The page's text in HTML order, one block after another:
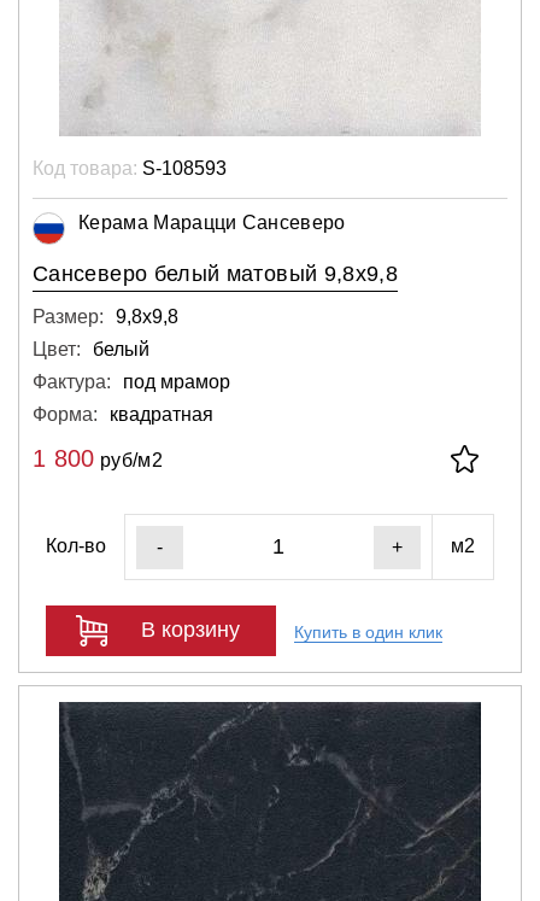
Код товара: S-108593
Керама Марацци Сансеверо
Сансеверо белый матовый 9,8х9,8
Размер:
9,8х9,8
Цвет:
белый
Фактура:
под мрамор
Форма:
квадратная
1 800 руб/м2
Кол-во - + м2
В корзину Купить в один клик